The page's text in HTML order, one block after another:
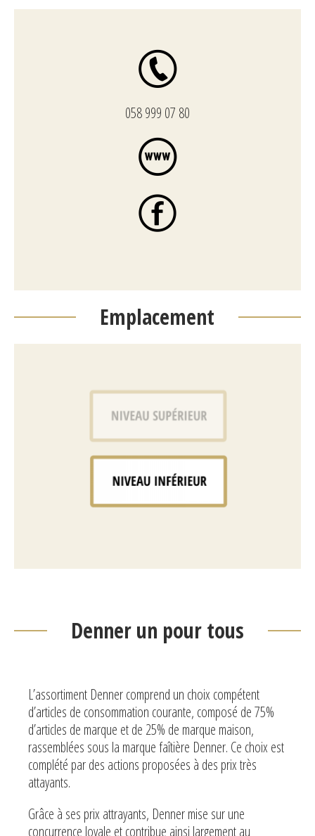
058 999 07 80
Emplacement
Denner un pour tous
L’assortiment Denner comprend un choix compétent
d’articles de consommation courante, composé de 75%
d’articles de marque et de 25% de marque maison,
rassemblées sous la marque faîtière Denner. Ce choix est
complété par des actions proposées à des prix très
attayants.
Grâce à ses prix attrayants, Denner mise sur une
concurrence loyale et contribue ainsi largement au